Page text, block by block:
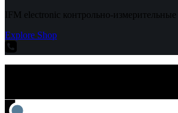
IFM electronic контрольно-
Explore Shop